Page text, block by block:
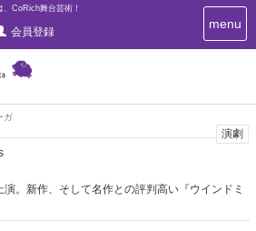
CoRich舞台芸術！
会員登録
T
o
i
a
menu
ガ
演劇
。新作、そして名作との評判高い『ウインドミ